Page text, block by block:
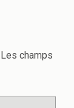
Les champs